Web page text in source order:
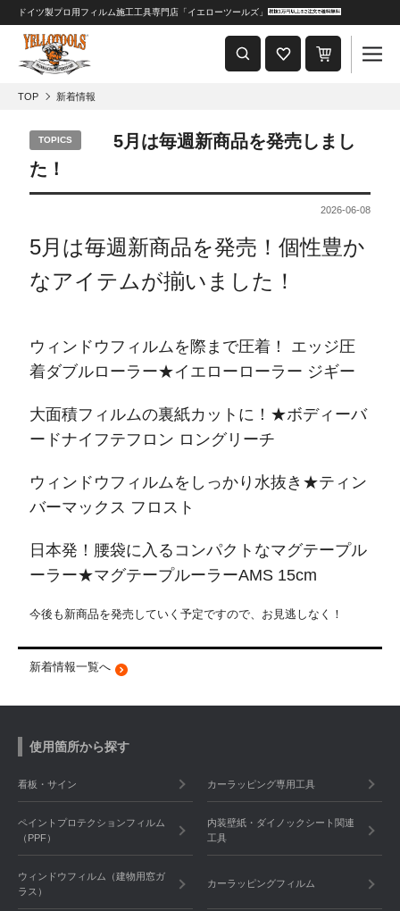
重要なおしらせ
2024年8月1日 価格改定につきまして
ドイツ製プロ用フィルム施工工具専門店「イエローツールズ」
TOP 新着情報
TOPICS
5月は毎週新商品を発売しまし
た！
2026-06-08
5月は毎週新商品を発売！個性豊か
なアイテムが揃いました！
ウィンドウフィルムを際まで圧着！ エッジ圧
着ダブルローラー★イエローローラー ジギー
大面積フィルムの裏紙カットに！★ボディーバ
ードナイフテフロン ロングリーチ
ウィンドウフィルムをしっかり水抜き★ティン
バーマックス フロスト
日本発！腰袋に入るコンパクトなマグテープル
ーラー★マグテープルーラーAMS 15cm
今後も新商品を発売していく予定ですので、お見逃しなく！
新着情報一覧へ
使用箇所から探す
看板・サイン カーラッピング専用工具
ペイントプロテクションフィルム
（PPF）
内装壁紙・ダイノックシート関連
工具
ウィンドウフィルム（建物用窓ガ
ラス）
カーラッピングフィルム